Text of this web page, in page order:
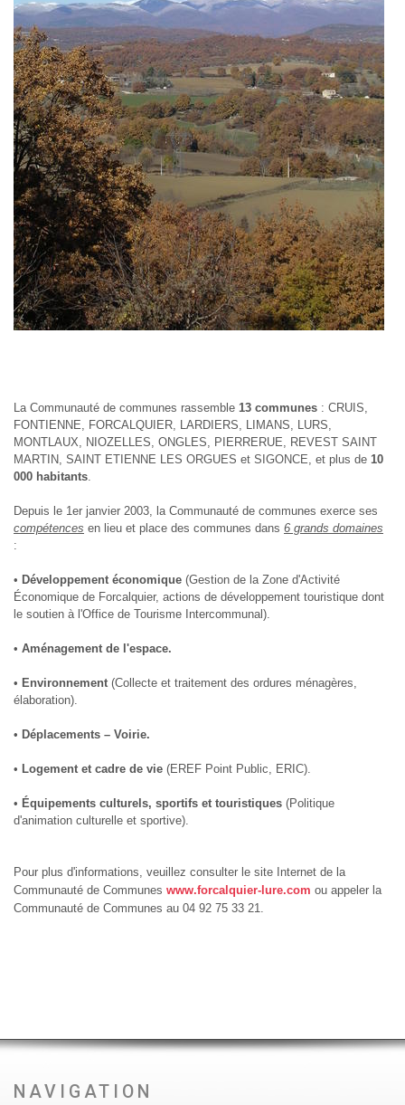
La Communauté de communes rassemble 13 communes : CRUIS,
FONTIENNE, FORCALQUIER, LARDIERS, LIMANS, LURS,
MONTLAUX, NIOZELLES, ONGLES, PIERRERUE, REVEST SAINT
MARTIN, SAINT ETIENNE LES ORGUES et SIGONCE, et plus de 10
000 habitants.
Depuis le 1er janvier 2003, la Communauté de communes exerce ses
compétences en lieu et place des communes dans 6 grands domaines
:
• Développement économique (Gestion de la Zone d'Activité
Économique de Forcalquier, actions de développement touristique dont
le soutien à l'Office de Tourisme Intercommunal).
• Aménagement de l'espace.
• Environnement (Collecte et traitement des ordures ménagères,
élaboration).
• Déplacements – Voirie.
• Logement et cadre de vie (EREF Point Public, ERIC).
• Équipements culturels, sportifs et touristiques (Politique
d'animation culturelle et sportive).
Pour plus d'informations, veuillez consulter le site Internet de la
Communauté de Communes www.forcalquier-lure.com ou appeler la
Communauté de Communes au 04 92 75 33 21.
NAVIGATION